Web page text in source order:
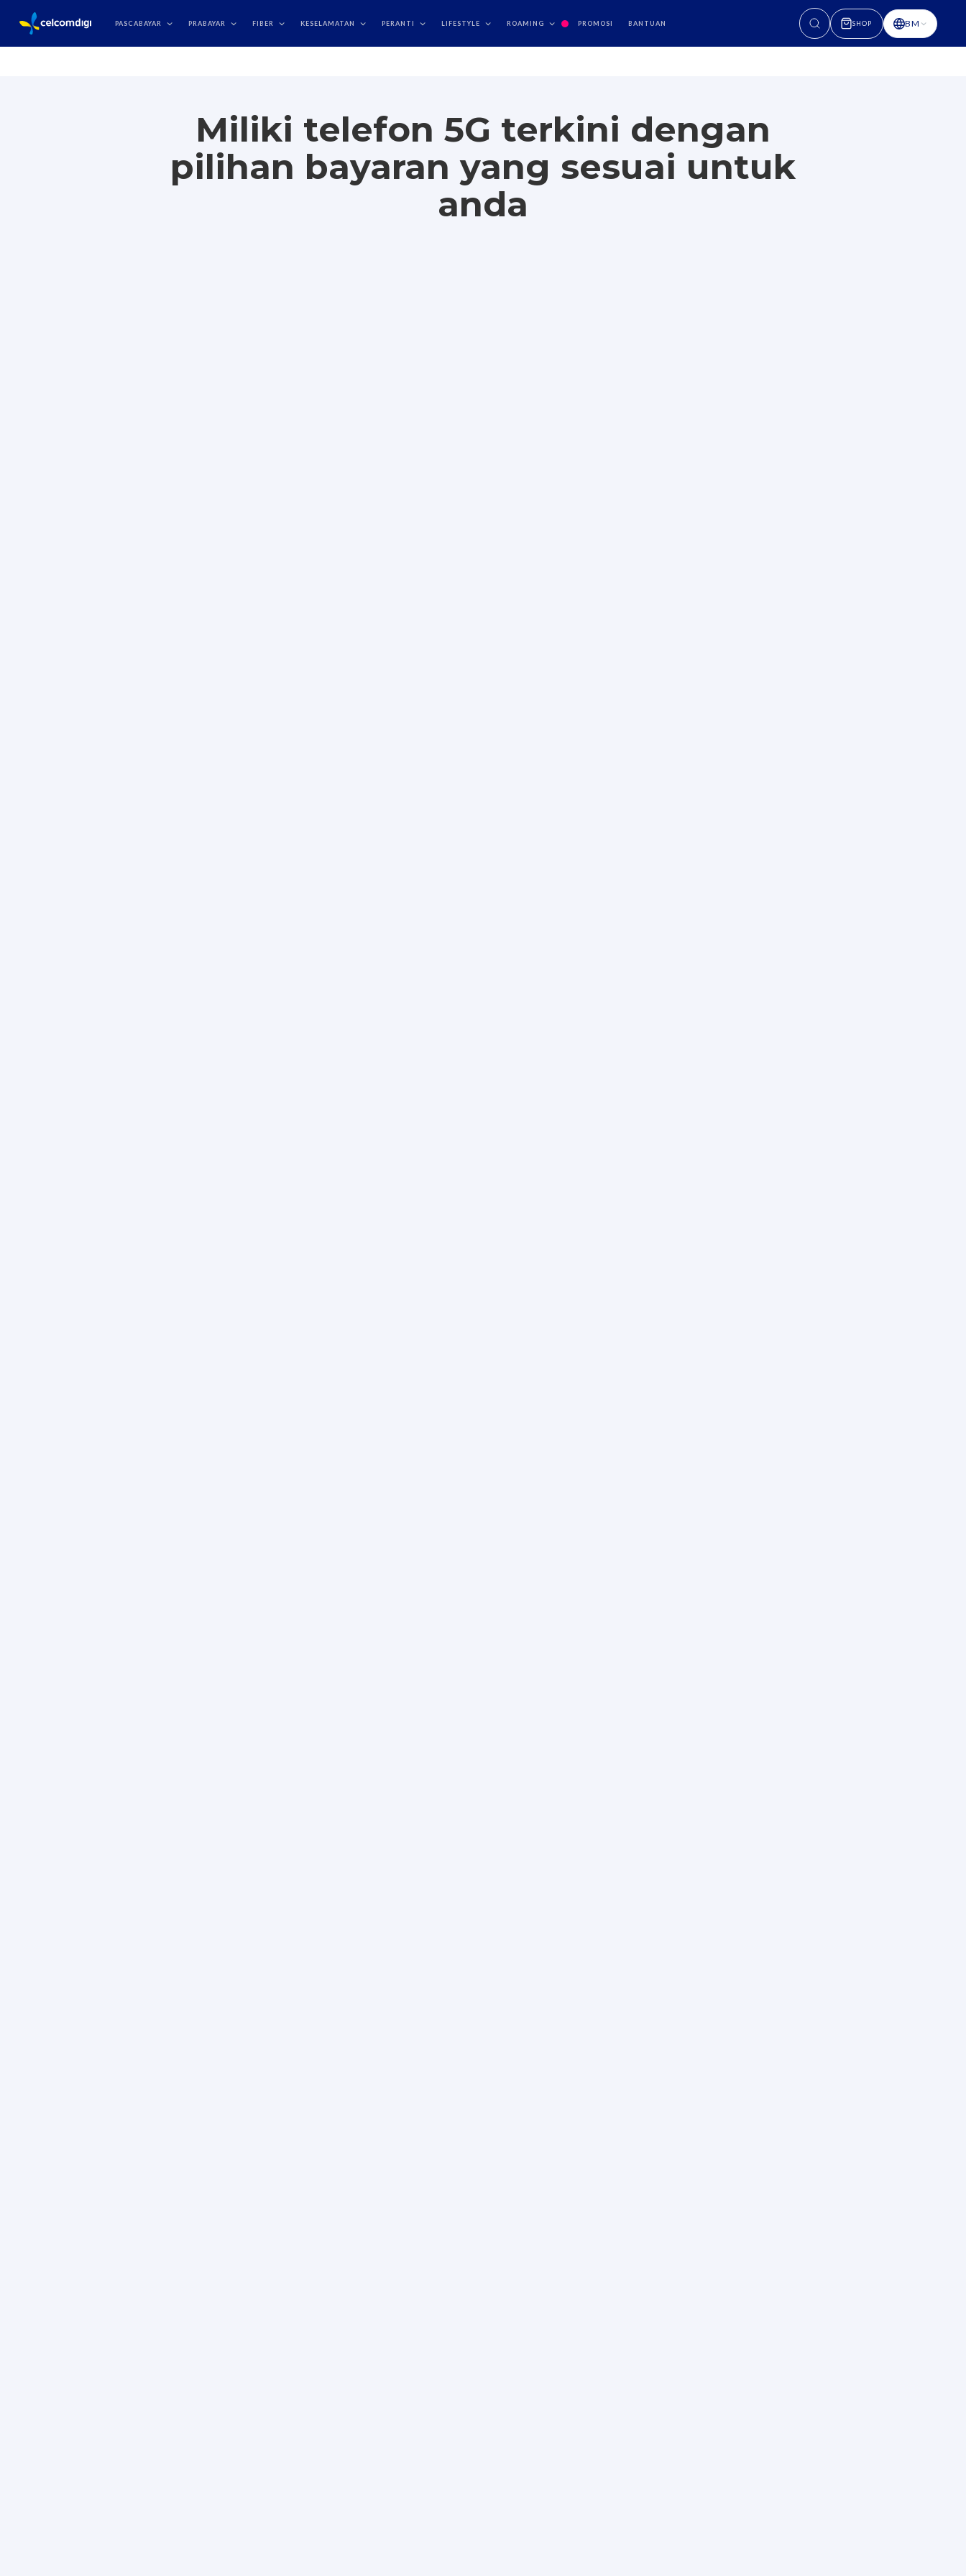
PASCABAYAR PRABAYAR FIBER KESELAMATAN PERANTI LIFESTYLE ROAMING PROMOSI BANTUAN SHOP BM
Miliki telefon 5G terkini dengan
pilihan bayaran yang sesuai untuk
anda